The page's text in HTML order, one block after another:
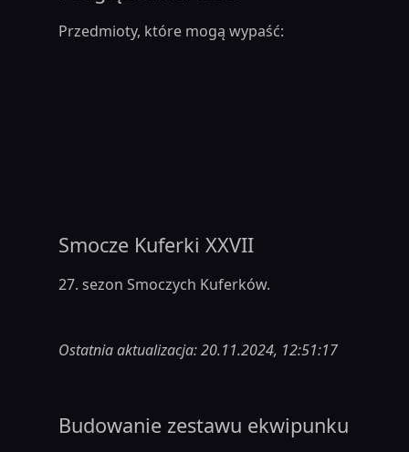
Przedmioty, które mogą wypaść:
Smocze Kuferki XXVII
27. sezon Smoczych Kuferków.
Ostatnia aktualizacja: 20.11.2024, 12:51:17
Budowanie zestawu ekwipunku